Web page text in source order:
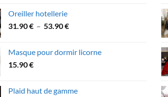
Oreiller hotellerie
31.90€ – 53.90€Plage
31.90 €
Masque pour dormir licorne
15.90€
Plaid haut de gamme